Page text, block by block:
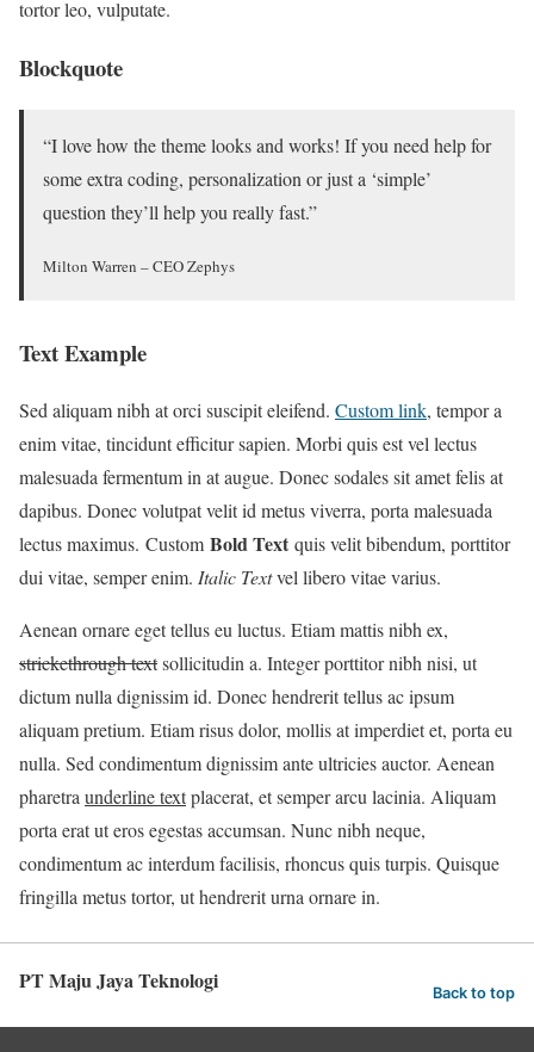
tortor leo, vulputate.
Blockquote
“I love how the theme looks and works! If you need help for
some extra coding, personalization or just a ‘simple’
question they’ll help you really fast.”
Milton Warren – CEO Zephys
Text Example
Sed aliquam nibh at orci suscipit eleifend. Custom link, tempor a
enim vitae, tincidunt efficitur sapien. Morbi quis est vel lectus
malesuada fermentum in at augue. Donec sodales sit amet felis at
dapibus. Donec volutpat velit id metus viverra, porta malesuada
lectus maximus. Custom Bold Text quis velit bibendum, porttitor
dui vitae, semper enim. Italic Textvel libero vitae varius.
Aenean ornare eget tellus eu luctus. Etiam mattis nibh ex,
strickethrough textsollicitudin a. Integer porttitor nibh nisi, ut
dictum nulla dignissim id. Donec hendrerit tellus ac ipsum
aliquam pretium. Etiam risus dolor, mollis at imperdiet et, porta eu
nulla. Sed condimentum dignissim ante ultricies auctor. Aenean
pharetraunderline textplacerat, et semper arcu lacinia. Aliquam
porta erat ut eros egestas accumsan. Nunc nibh neque,
condimentum ac interdum facilisis, rhoncus quis turpis. Quisque
fringilla metus tortor, ut hendrerit urna ornare in.
PT Maju Jaya Teknologi Back to top